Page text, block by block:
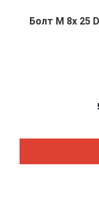
Болт М 8х 25